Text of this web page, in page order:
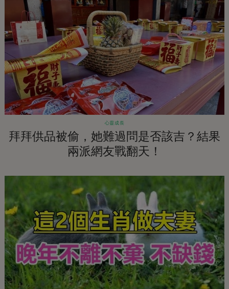
心靈成長
拜拜供品被偷，她難過問是否該吉？結果
兩派網友戰翻天！